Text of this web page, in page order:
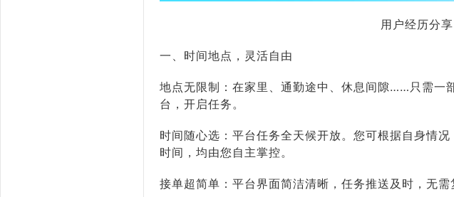
用户经历分
一、时间地点，灵活自由
地点无限制：在家里、通勤途中、休息间隙……只需一
台，开启任务。
时间随心选：平台任务全天候开放。您可根据自身情
时间，均由您自主掌控。
接单超简单：平台界面简洁清晰，任务推送及时，无需